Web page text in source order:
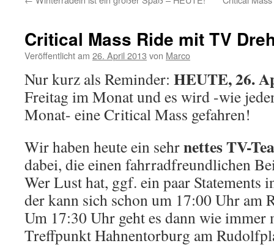
Critical Mass Ride mit TV
Veröffentlicht am 26. April 2013 von Marco
Nur kurz als Reminder: HEUTE, 26.
Freitag im Monat und es wird -wie
Monat- eine Critical Mass gefahren!
Wir haben heute ein sehrnettes TV-
dabei, die einen fahrradfreundlichen
Wer Lust hat, ggf. ein paar Statements
der kann sich schon um 17:00 Uhr am
Um 17:30 Uhr geht es dann wie immer
Treffpunkt Hahnentorburg am